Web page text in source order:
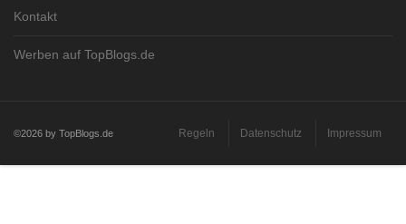
Kontakt
Werben auf TopBlogs.de
©2026 by TopBlogs.de Regeln Datenschutz Impressum